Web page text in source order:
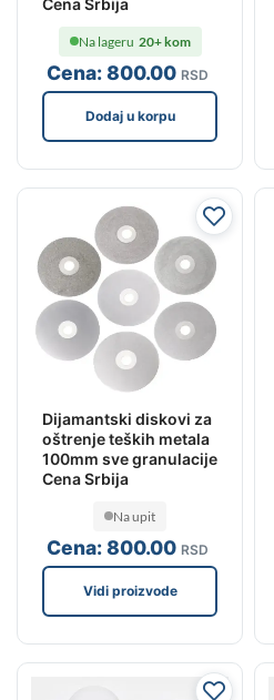
Cena:800.00 RSD
Na lageru 20+ kom
Dodaj u korpu
Dijamantski diskovi za
oštrenje teških metala
100mm sve granulacije
Cena Srbija
Cena:800.00 RSD
Na upit
Vidi proizvode